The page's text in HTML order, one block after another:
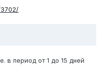
в период от 1 до 15 дней